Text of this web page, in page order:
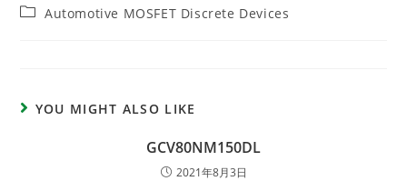
Automotive MOSFET Discrete Devices
YOU MIGHT ALSO LIKE
GCV80NM150DL
2021年8月3日